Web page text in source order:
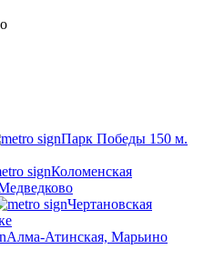
Парк Победы 150 м.
Коломенская
Чертановская
Алма-Атинская, Марьино